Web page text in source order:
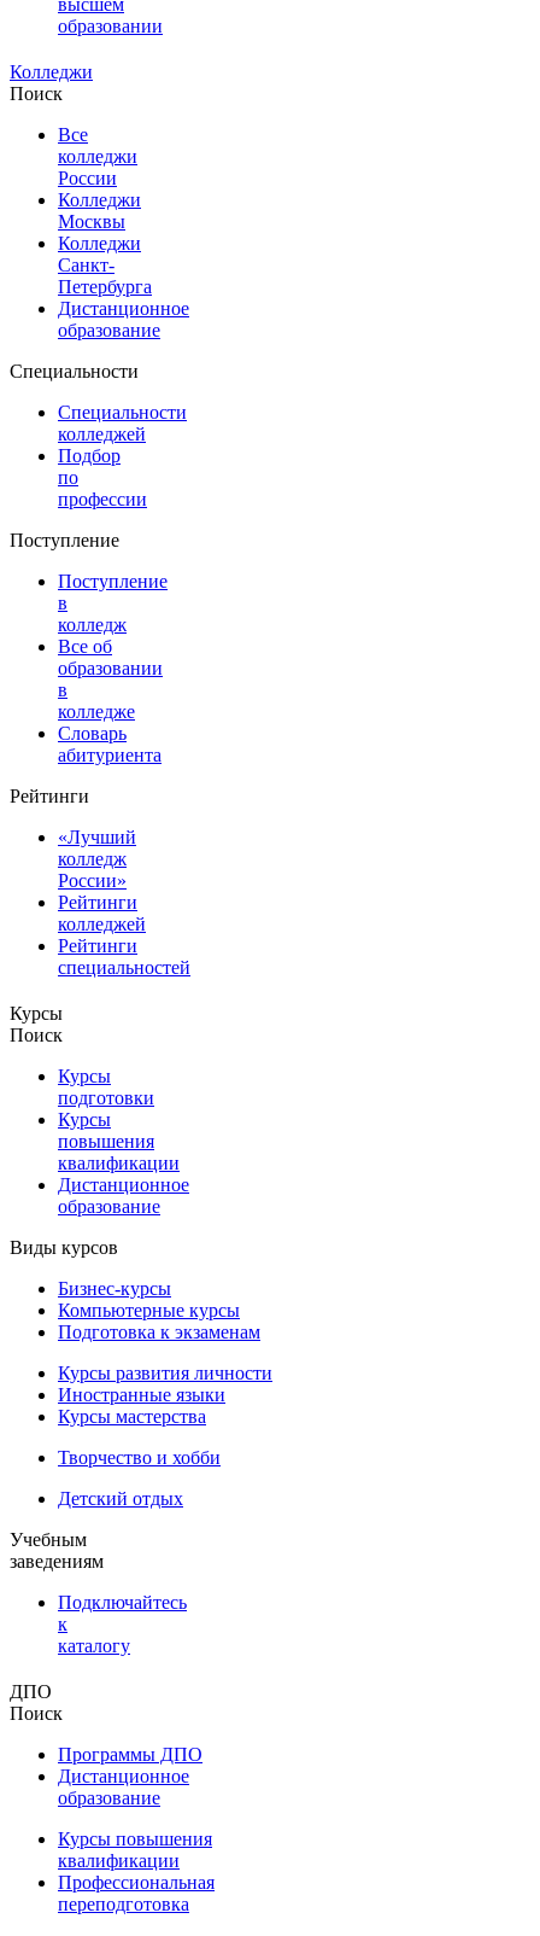
образовании
Колледжи
Поиск
Все
колледжи
России
Колледжи
Москвы
Колледжи
Санкт-
Петербурга
Дистанционное
образование
Специальности
Специальности
колледжей
Подбор
по
профессии
Поступление
Поступление
в
колледж
Все об
образовании
в
колледже
Словарь
абитуриента
Рейтинги
«Лучший
колледж
России»
Рейтинги
колледжей
Рейтинги
специальностей
Курсы
Поиск
Курсы
подготовки
Курсы
повышения
квалификации
Дистанционное
образование
Виды курсов
Бизнес-курсы
Компьютерные курсы
Подготовка к экзаменам
Курсы развития личности
Иностранные языки
Курсы мастерства
Творчество и хобби
Детский отдых
Учебным
заведениям
Подключайтесь
к
каталогу
ДПО
Поиск
Программы ДПО
Дистанционное
образование
Курсы повышения
квалификации
Профессиональная
переподготовка